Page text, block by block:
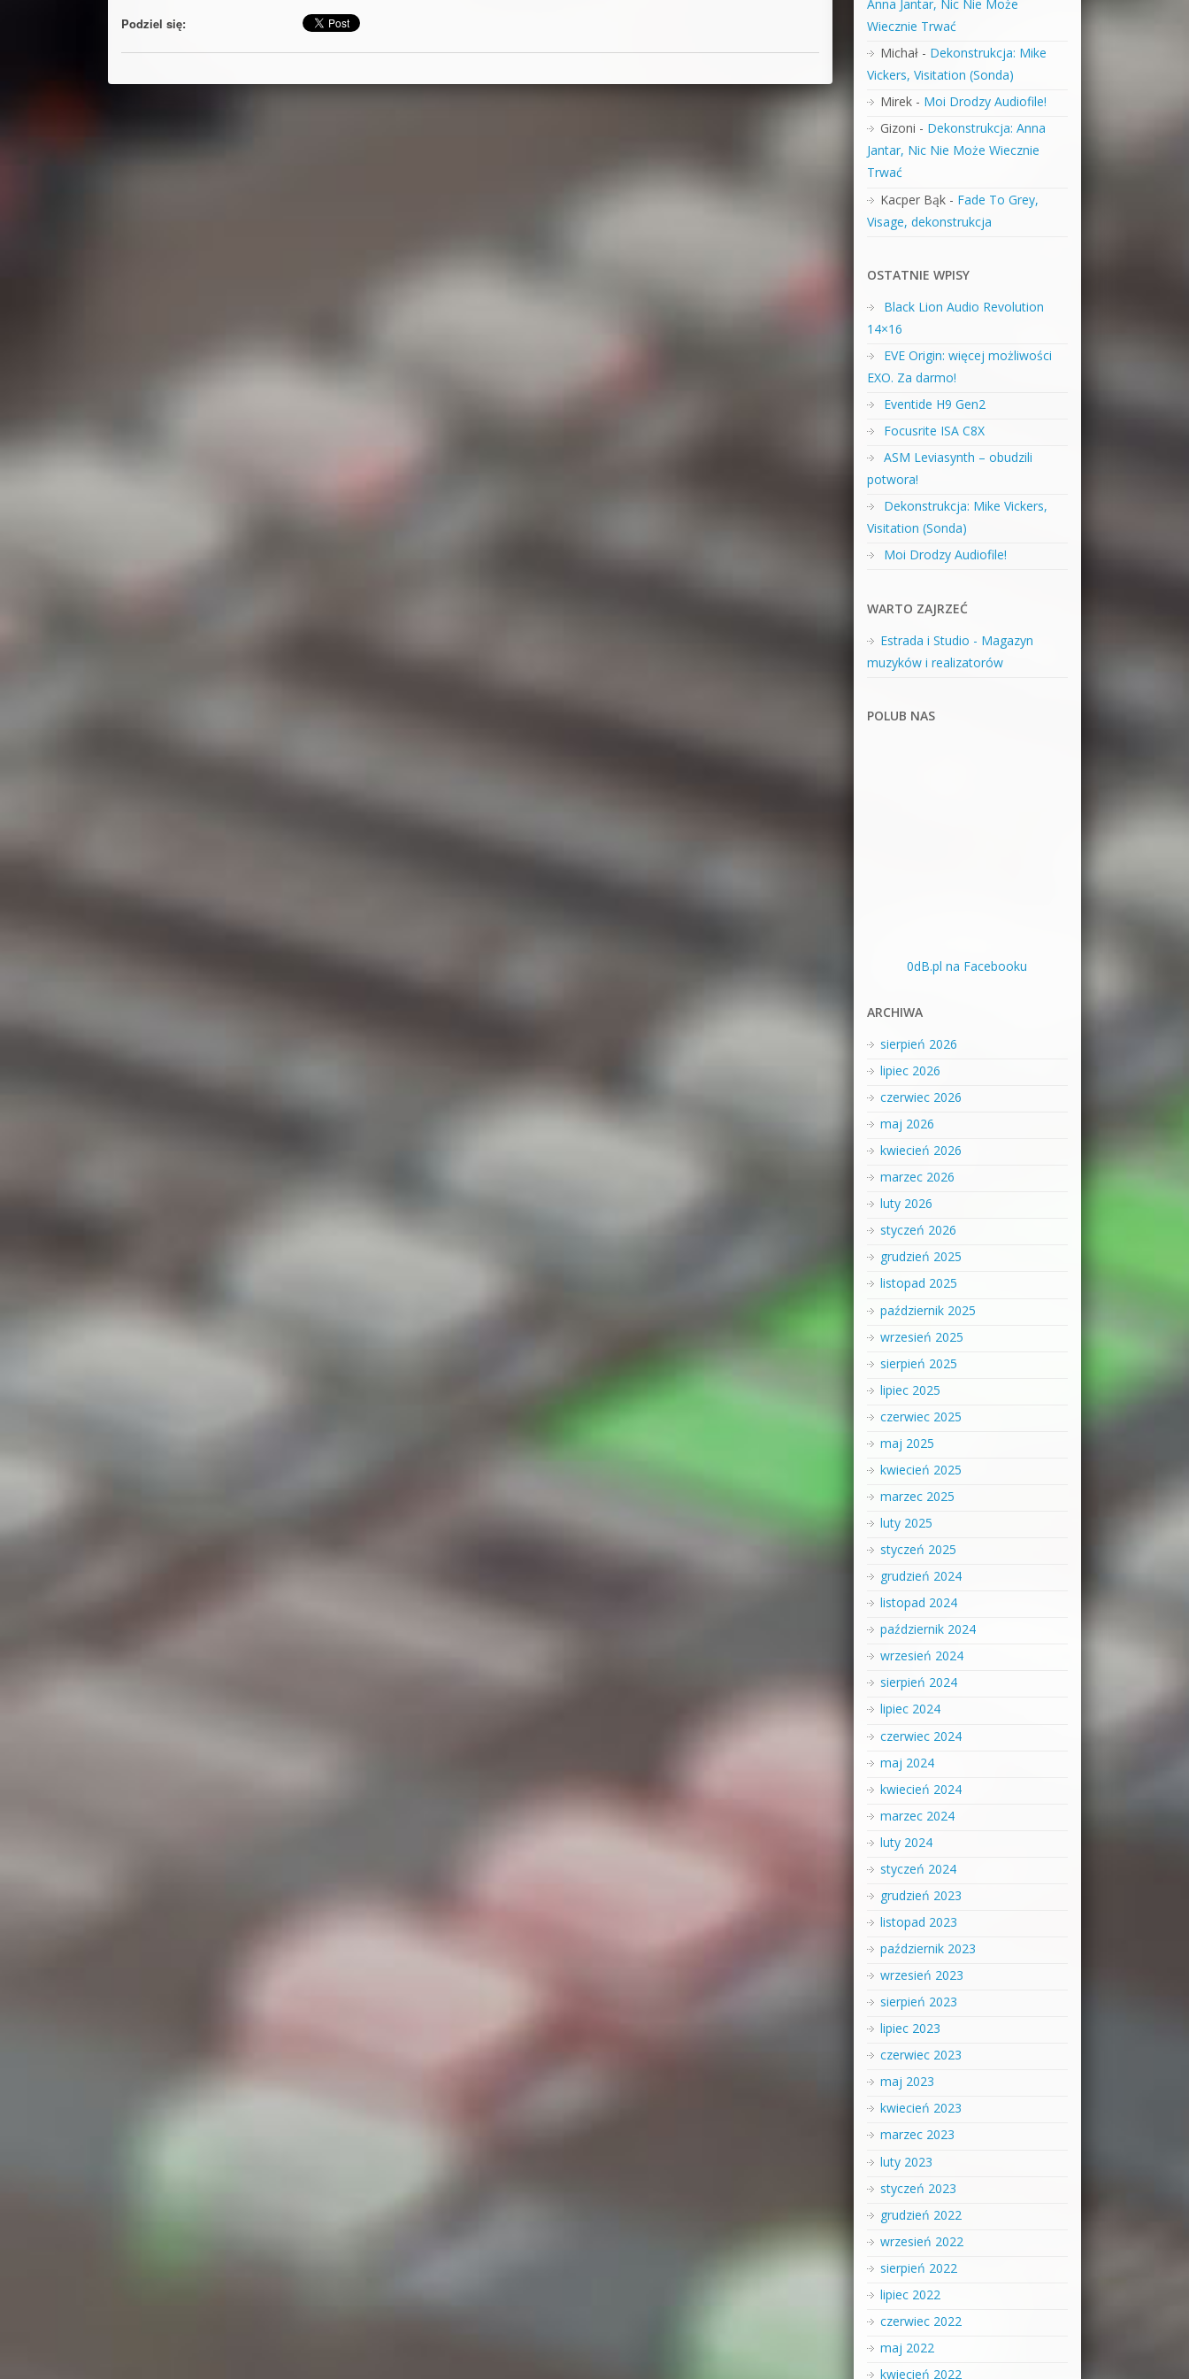
Podziel się:
Anna Jantar, Nic Nie Może
Wiecznie Trwać
Michał- Dekonstrukcja: Mike
Vickers, Visitation (Sonda)
Mirek- Moi Drodzy Audiofile!
Gizoni - Dekonstrukcja: Anna
Jantar, Nic Nie Może Wiecznie
Trwać
Kacper Bąk- Fade To Grey,
Visage, dekonstrukcja
OSTATNIE WPISY
Black Lion Audio Revolution
14×16
EVE Origin: więcej możliwości
EXO. Za darmo!
Eventide H9 Gen2
Focusrite ISA C8X
ASM Leviasynth – obudzili
potwora!
Dekonstrukcja: Mike Vickers,
Visitation (Sonda)
Moi Drodzy Audiofile!
WARTO ZAJRZEĆ
Estrada i Studio - Magazyn
muzyków i realizatorów
POLUB NAS
0dB.pl na Facebooku
ARCHIWA
sierpień 2026
lipiec 2026
czerwiec 2026
maj 2026
kwiecień 2026
marzec 2026
luty 2026
styczeń 2026
grudzień 2025
listopad 2025
październik 2025
wrzesień 2025
sierpień 2025
lipiec 2025
czerwiec 2025
maj 2025
kwiecień 2025
marzec 2025
luty 2025
styczeń 2025
grudzień 2024
listopad 2024
październik 2024
wrzesień 2024
sierpień 2024
lipiec 2024
czerwiec 2024
maj 2024
kwiecień 2024
marzec 2024
luty 2024
styczeń 2024
grudzień 2023
listopad 2023
październik 2023
wrzesień 2023
sierpień 2023
lipiec 2023
czerwiec 2023
maj 2023
kwiecień 2023
marzec 2023
luty 2023
styczeń 2023
grudzień 2022
wrzesień 2022
sierpień 2022
lipiec 2022
czerwiec 2022
maj 2022
kwiecień 2022